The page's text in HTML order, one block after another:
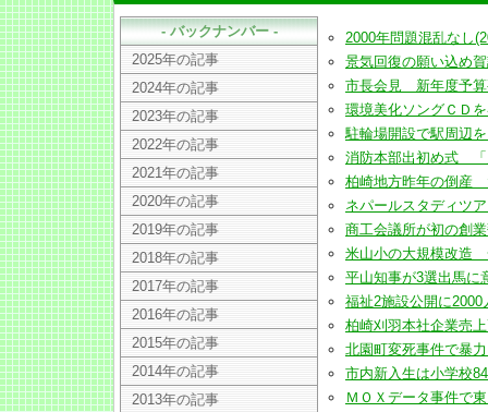
2000年問題混乱なし
景気回復の願い込め
市長会見 新年度予算
環境美化ソングＣＤ
駐輪場開設で駅周辺
消防本部出初め式 「
柏崎地方昨年の倒産
ネパールスタディツ
商工会議所が初の創
米山小の大規模改造
平山知事が3選出馬に
福祉2施設公開に2000
柏崎刈羽本社企業売
北園町変死事件で暴
市内新入生は小学校
ＭＯＸデータ事件で
- バックナンバー -
2025年の記事
2024年の記事
2023年の記事
2022年の記事
2021年の記事
2020年の記事
2019年の記事
2018年の記事
2017年の記事
2016年の記事
2015年の記事
2014年の記事
2013年の記事